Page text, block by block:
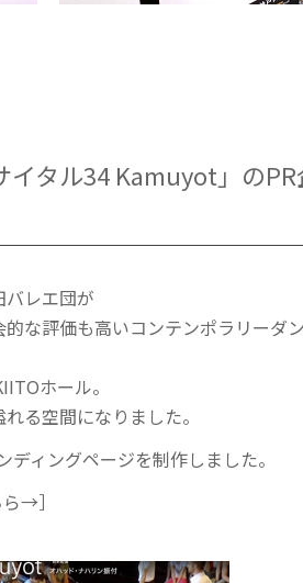
タル34 Kamuyot」の
レエ団が
な評価も高いコンテンポラリーダ
ホール。
る空間になりました。
ィングページを制作しました。
→］